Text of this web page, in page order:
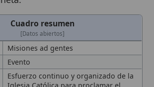
Evento
Esfuerzo continuo y organizado de la
Iglesia Católica para proclamar el
Evangelioa pueblos, grupos
humanos y contextos culturales
donde Cristo no ha sido anunciado o
fecristiana no está arraigada